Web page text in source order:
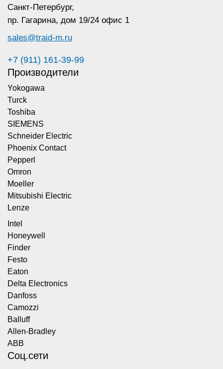
Санкт-Петербург,
пр. Гагарина, дом 19/24 офис 1
sales@traid-m.ru
+7 (911) 161-39-99
Производители
Yokogawa
Turck
Toshiba
SIEMENS
Schneider Electric
Phoenix Contact
Pepperl
Omron
Moeller
Mitsubishi Electric
Lenze
Intel
Honeywell
Finder
Festo
Eaton
Delta Electronics
Danfoss
Camozzi
Balluff
Allen-Bradley
ABB
Соц.сети